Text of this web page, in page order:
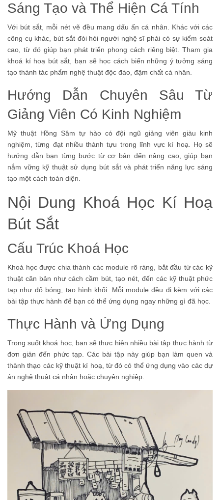
Sáng Tạo và Thể Hiện Cá Tính
Với bút sắt, mỗi nét vẽ đều mang dấu ấn cá nhân. Khác với các
công cụ khác, bút sắt đòi hỏi người nghệ sĩ phải có sự kiểm soát
cao, từ đó giúp bạn phát triển phong cách riêng biệt. Tham gia
khoá kí hoạ bút sắt, bạn sẽ học cách biến những ý tưởng sáng
tạo thành tác phẩm nghệ thuật độc đáo, đậm chất cá nhân.
Hướng Dẫn Chuyên Sâu Từ
Giảng Viên Có Kinh Nghiệm
Mỹ thuật Hồng Sâm tự hào có đội ngũ giảng viên giàu kinh
nghiệm, từng đạt nhiều thành tựu trong lĩnh vực kí hoạ. Họ sẽ
hướng dẫn bạn từng bước từ cơ bản đến nâng cao, giúp bạn
nắm vững kỹ thuật sử dụng bút sắt và phát triển năng lực sáng
tạo một cách toàn diện.
Nội Dung Khoá Học Kí Hoạ
Bút Sắt
Cấu Trúc Khoá Học
Khoá học được chia thành các module rõ ràng, bắt đầu từ các kỹ
thuật căn bản như cách cầm bút, tạo nét, đến các kỹ thuật phức
tạp như đổ bóng, tạo hình khối. Mỗi module đều đi kèm với các
bài tập thực hành để bạn có thể ứng dụng ngay những gì đã học.
Thực Hành và Ứng Dụng
Trong suốt khoá học, bạn sẽ thực hiện nhiều bài tập thực hành từ
đơn giản đến phức tạp. Các bài tập này giúp bạn làm quen và
thành thạo các kỹ thuật kí hoạ, từ đó có thể ứng dụng vào các dự
án nghệ thuật cá nhân hoặc chuyên nghiệp.